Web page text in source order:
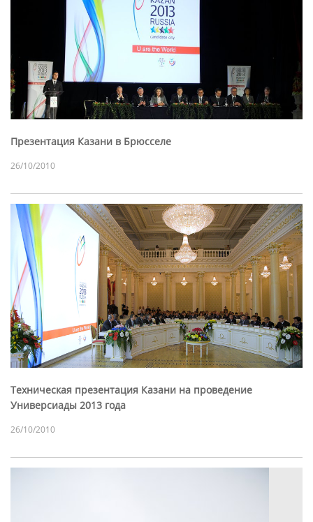
Презентация Казани в Брюсселе
26/10/2010
Техническая презентация Казани на проведение
Универсиады 2013 года
26/10/2010